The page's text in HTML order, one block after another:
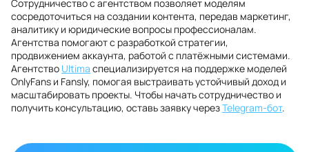
Сотрудничество с агентством позволяет моделям
сосредоточиться на создании контента, передав маркетинг,
аналитику и юридические вопросы профессионалам.
Агентства помогают с разработкой стратегии,
продвижением аккаунта, работой с платёжными системами.
Агентство Ultima специализируется на поддержке моделей
OnlyFans и Fansly, помогая выстраивать устойчивый доход и
масштабировать проекты. Чтобы начать сотрудничество и
получить консультацию, оставь заявку черезTelegram-бот.